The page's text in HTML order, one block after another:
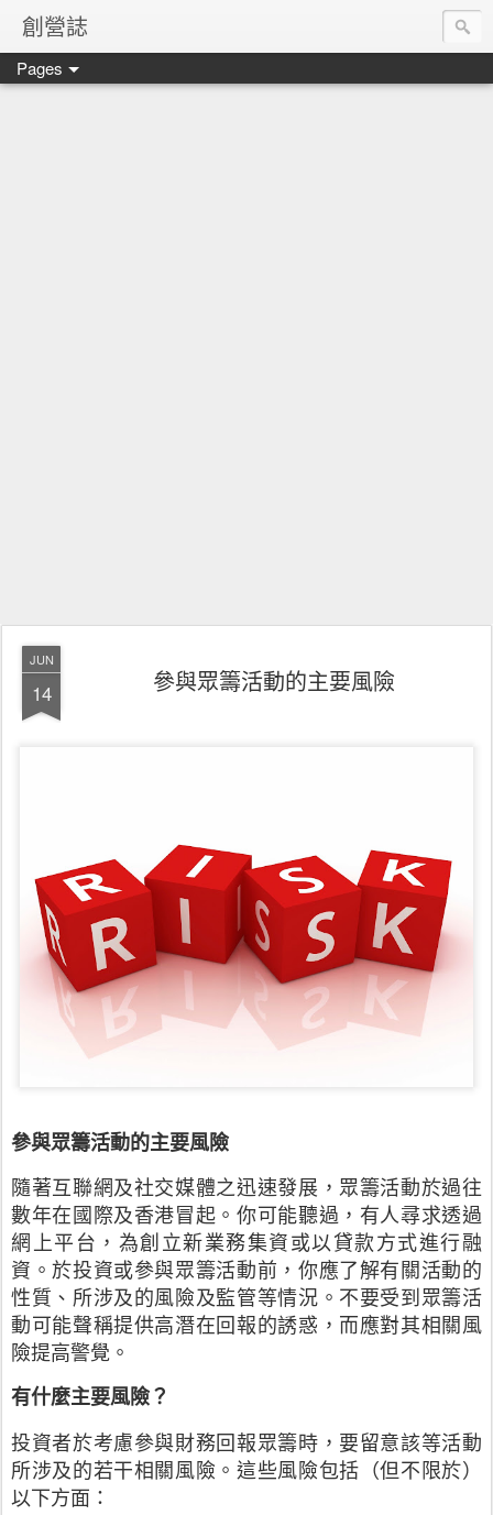
創營誌
Pages
JUN
14 參與眾籌活動的主要風險
參與眾籌活動的主要風險
隨著互聯網及社交媒體之迅速發展，眾籌活動於過往
數年在國際及香港冒起。你可能聽過，有人尋求透過
網上平台，為創立新業務集資或以貸款方式進行融
資。於投資或參與眾籌活動前，你應了解有關活動的
性質、所涉及的風險及監管等情況。不要受到眾籌活
動可能聲稱提供高潛在回報的誘惑，而應對其相關風
險提高警覺。
有什麼主要風險？
投資者於考慮參與財務回報眾籌時，要留意該等活動
所涉及的若干相關風險。這些風險包括（但不限於）
以下方面：